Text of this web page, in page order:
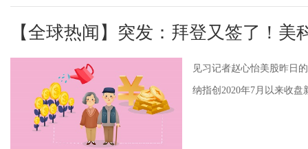
【全球热闻】突发：拜登又签了！美
见习记者赵心怡美股昨日
纳指创2020年7月以来收